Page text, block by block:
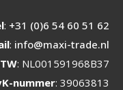
: +31 (0)6 54 60 51 62
: info@maxi-trade.nl
: NL001591968B37
nummer: 39063813